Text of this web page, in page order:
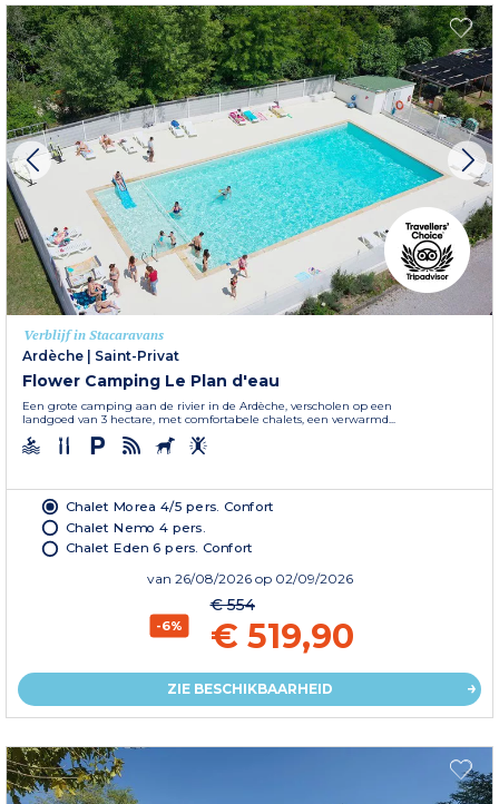
Verblijf in Stacaravans
Ardèche
Saint-Privat
Flower Camping Le Plan d'eau
Een grote camping aan de rivier in de Ardèche, verscholen op een
landgoed van 3 hectare, met comfortabele chalets, een verwarmd...
Chalet Morea 4/5 pers. Confort
Chalet Nemo 4 pers.
Chalet Eden 6 pers. Confort
van 26/08/2026 op 02/09/2026
-6%
€ 554
€ 519,90
ZIE BESCHIKBAARHEID